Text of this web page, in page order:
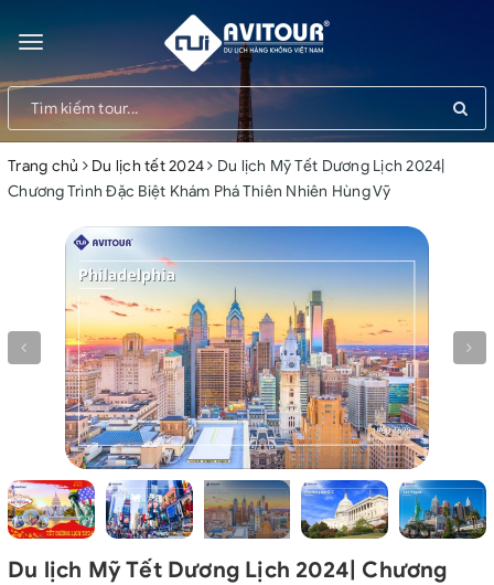
Toggle
navigation
Trang chủ Du lịch tết 2024
Du lịch Mỹ Tết Dương Lịch 2024|
Chương Trình Đặc Biệt Khám Phá Thiên Nhiên Hùng Vỹ
Du lịch Mỹ Tết Dương Lịch 2024| Chương